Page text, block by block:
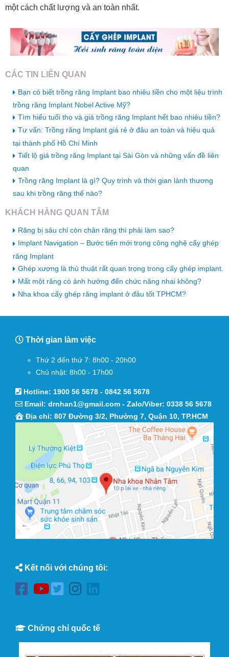
một cách chất lượng và an toàn nhất.
CÁC TIN LIÊN QUAN
Bạn có biết trồng răng Implant bao nhiêu tiền cho một liệu trình
trồng răng Implant Nobel Active Mỹ?
Tìm hiểu tuổi thọ và giá trồng răng Implant hết bao nhiêu tiền?
Tư vấn: Trồng răng Implant giá rẻ ở đâu an toàn và hiệu quả
tại thành phố Hồ Chí Minh
Tiết lộ giá trồng răng Implant tại Sài Gòn và những vấn đề liên
quan
Trồng răng Implant là gì? Quy trình và thời gian lành thương
sau khi trồng răng thế nào?
KHÁCH HÀNG QUAN TÂM
Răng bị sâu chỉ còn chân răng thì phải làm sao?
Implant Navigation – Bước tiến mới trong công nghệ cấy ghép
răng Implant
Ghép xương là thủ thuật rất quan trọng trong cấy ghép implant.
Mất một răng có ảnh hưởng đến chức năng nhai không?
Nha khoa cấy ghép răng implant ở đâu tốt TPHCM?
Thời gian làm việc
Thứ 2 đến thứ 7: 8h00 - 20h00
Chủ nhật: 8h00 - 17h00
Hotline: 1900 56 5678 - 0842 56 5678
Email: drnhan1@gmail.com - Zalo/Viber: 0338 56 5678
Địa chỉ: 807 Đường 3/2, Phường 7, Quận 10, TP.HCM
Kết nối với chúng tôi:
Chứng chỉ quốc tế